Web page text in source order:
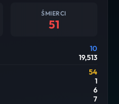
ŚMIERCI
51
10
19,513
54
1
6
7